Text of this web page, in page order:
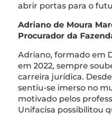
abrir portas para o
Adriano de Moura
Procurador da
Adriano, formado em
em 2022, sempre
carreira jurídica.
sentiu-se imerso no
motivado pelos
Unifacisa possibilitou